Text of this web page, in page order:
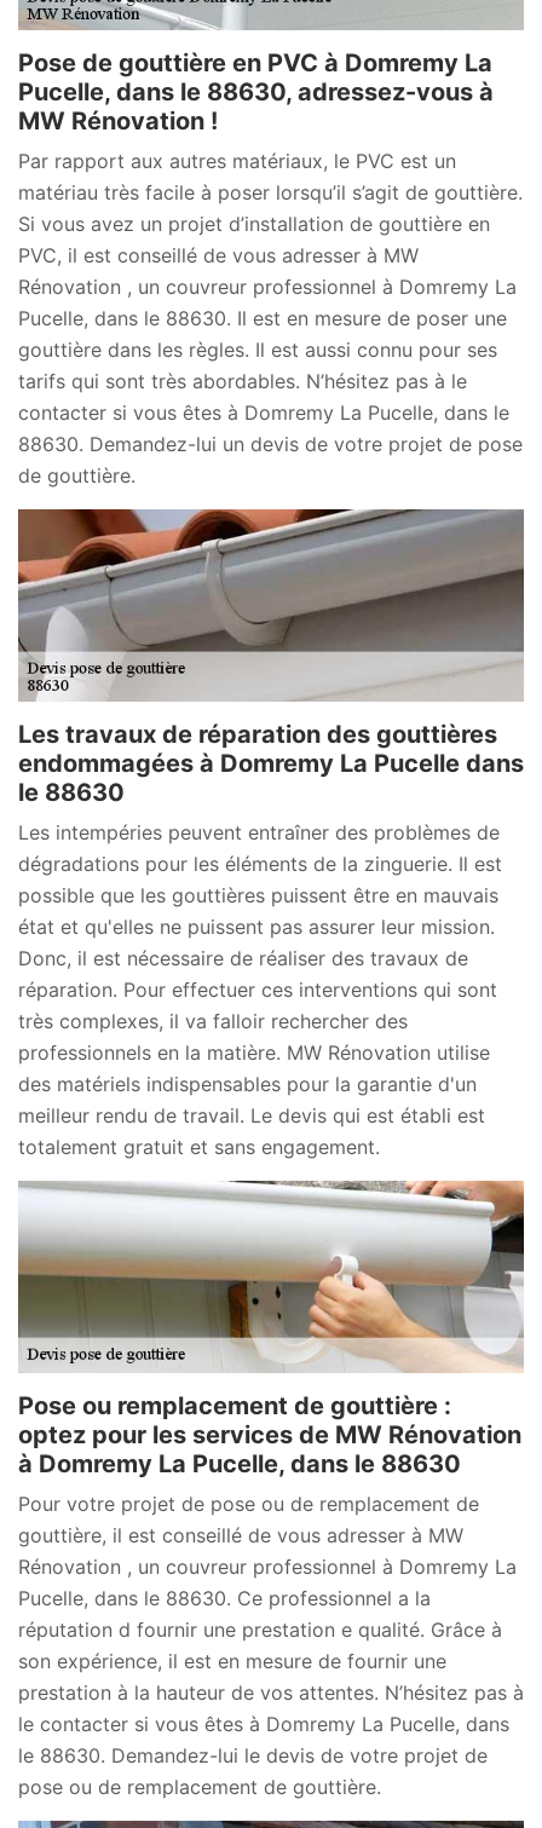
Pose de gouttière en PVC à Domremy La
Pucelle, dans le 88630, adressez-vous à
MW Rénovation !
Par rapport aux autres matériaux, le PVC est un
matériau très facile à poser lorsqu’il s’agit de gouttière.
Si vous avez un projet d’installation de gouttière en
PVC, il est conseillé de vous adresser à MW
Rénovation , un couvreur professionnel à Domremy La
Pucelle, dans le 88630. Il est en mesure de poser une
gouttière dans les règles. Il est aussi connu pour ses
tarifs qui sont très abordables. N’hésitez pas à le
contacter si vous êtes à Domremy La Pucelle, dans le
88630. Demandez-lui un devis de votre projet de pose
de gouttière.
Les travaux de réparation des gouttières
endommagées à Domremy La Pucelle dans
le 88630
Les intempéries peuvent entraîner des problèmes de
dégradations pour les éléments de la zinguerie. Il est
possible que les gouttières puissent être en mauvais
état et qu'elles ne puissent pas assurer leur mission.
Donc, il est nécessaire de réaliser des travaux de
réparation. Pour effectuer ces interventions qui sont
très complexes, il va falloir rechercher des
professionnels en la matière. MW Rénovation utilise
des matériels indispensables pour la garantie d'un
meilleur rendu de travail. Le devis qui est établi est
totalement gratuit et sans engagement.
Pose ou remplacement de gouttière :
optez pour les services de MW Rénovation
à Domremy La Pucelle, dans le 88630
Pour votre projet de pose ou de remplacement de
gouttière, il est conseillé de vous adresser à MW
Rénovation , un couvreur professionnel à Domremy La
Pucelle, dans le 88630. Ce professionnel a la
réputation d fournir une prestation e qualité. Grâce à
son expérience, il est en mesure de fournir une
prestation à la hauteur de vos attentes. N’hésitez pas à
le contacter si vous êtes à Domremy La Pucelle, dans
le 88630. Demandez-lui le devis de votre projet de
pose ou de remplacement de gouttière.